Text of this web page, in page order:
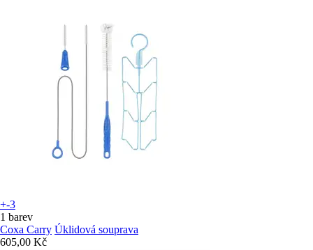
+-3
1 barev
Coxa Carry Úklidová souprava
605,00 Kč